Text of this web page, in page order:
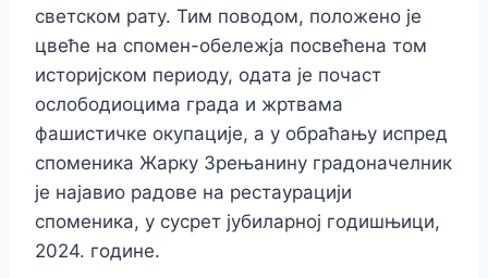
светском рату. Тим поводом, положено је
цвеће на спомен-обележја посвећена том
историјском периоду, одата је почаст
ослободиоцима града и жртвама
фашистичке окупације, а у обраћању испред
споменика Жарку Зрењанину градоначелник
је најавио радове на рестаурацији
споменика, у сусрет јубиларној годишњици,
2024. године.